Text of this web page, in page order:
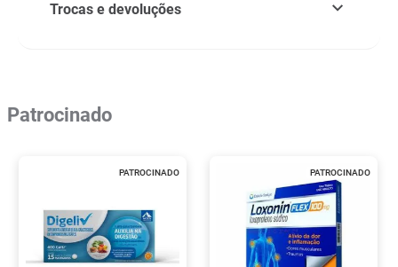
Trocas e devoluções
Patrocinado
PATROCINADO PATROCINADO